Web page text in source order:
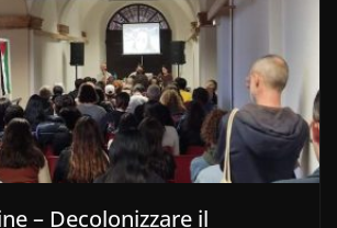
– Decolonizzare il